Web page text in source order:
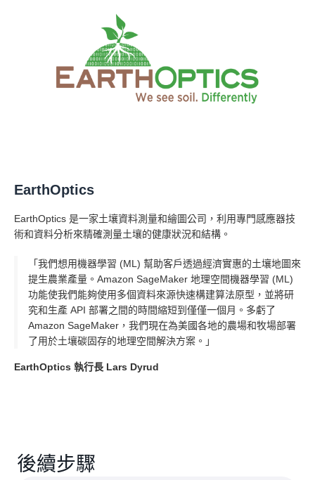
EarthOptics
EarthOptics 是一家土壤資料測量和繪圖公司，利用專門感應器技
術和資料分析來精確測量土壤的健康狀況和結構。
「我們想用機器學習 (ML) 幫助客戶透過經濟實惠的土壤地圖來
提生農業產量。Amazon SageMaker 地理空間機器學習 (ML)
功能使我們能夠使用多個資料來源快速構建算法原型，並將研
究和生產 API 部署之間的時間縮短到僅僅一個月。多虧了
Amazon SageMaker，我們現在為美國各地的農場和牧場部署
了用於土壤碳固存的地理空間解決方案。」
EarthOptics 執行長 Lars Dyrud
後續步驟